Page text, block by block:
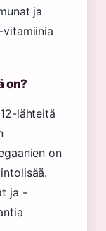
ja
on?
lähteitä
on
ja -